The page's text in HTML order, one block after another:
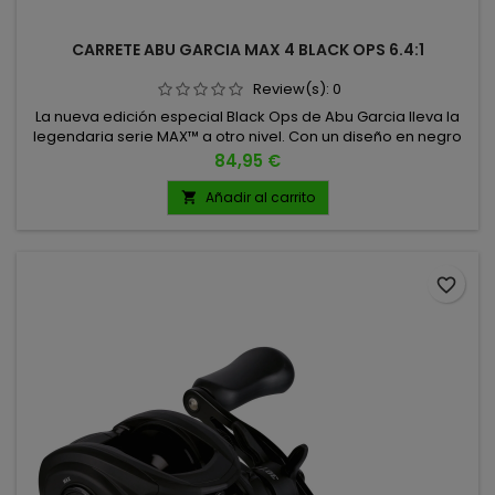
CARRETE ABU GARCIA MAX 4 BLACK OPS 6.4:1
Review(s): 0
La nueva edición especial Black Ops de Abu Garcia lleva la
legendaria serie MAX™ a otro nivel. Con un diseño en negro
mate y detalles en gris, este carrete combina un rendimiento
impecable con una estética agresiva y moderna, perfecta
para los pescadores más exigentes. 6.4:1 6.8KG DE FRENO 192
GRAMOS DE PESO 0.32MM - 110MTS
Precio
84,95 €
 Añadir al carrito
favorite_border